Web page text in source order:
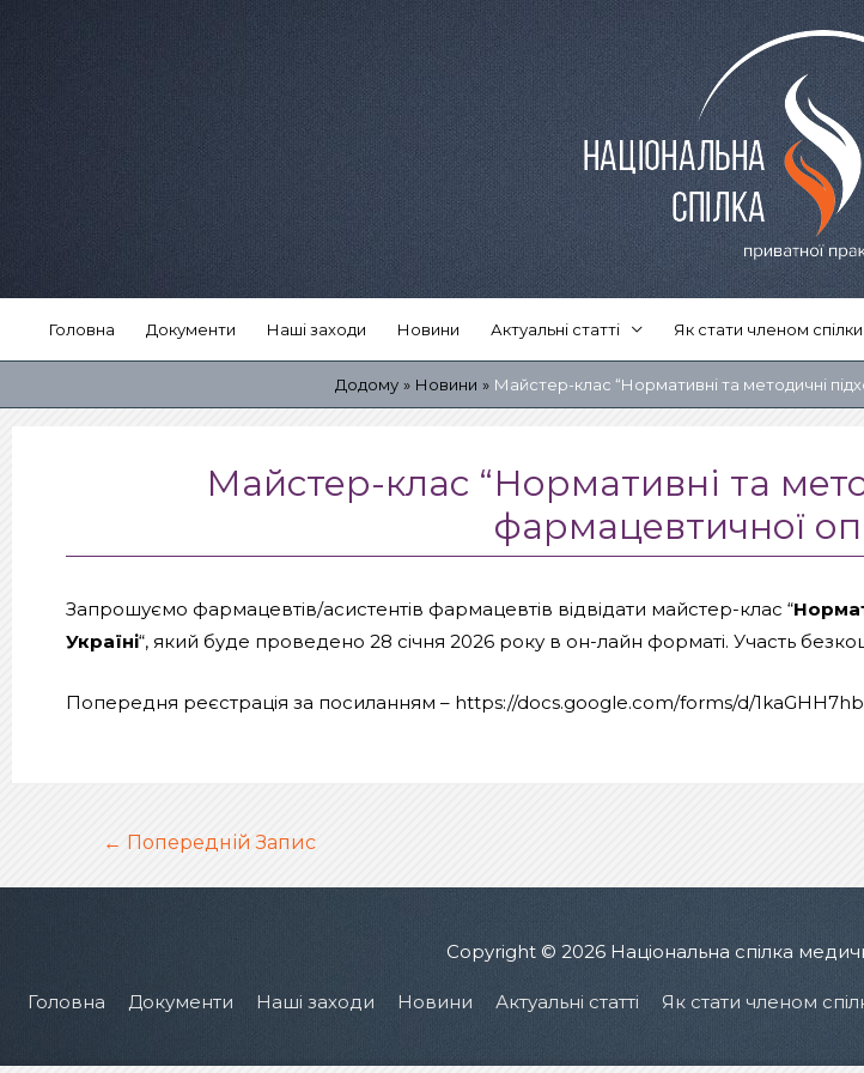
Головна Документи Наші заходи Новини Актуальні статті Як стати членом спілки
Додому Новини Майстер-клас “Нормативні та методичні
Майстер-клас “Нормативні та
фармацевтичної
Запрошуємо фармацевтів/асистентів фармацевтів відвідати майстер-клас “
Україні“, який буде проведено 28 січня 2026 року в он-лайн форматі. Участь
Попередня реєстрація за посиланням – https://docs.google.com/forms/d/
Навігація
записів
← Попередній Запис
Copyright © 2026 Національна спілка
Головна Документи Наші заходи Новини Актуальні статті Як стати членом